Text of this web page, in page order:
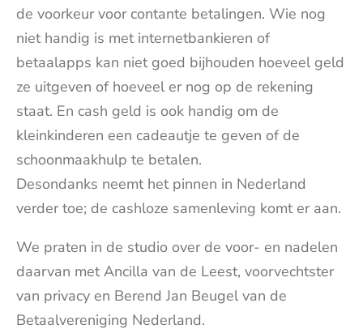
de voorkeur voor contante betalingen. Wie nog
niet handig is met internetbankieren of
betaalapps kan niet goed bijhouden hoeveel geld
ze uitgeven of hoeveel er nog op de rekening
staat. En cash geld is ook handig om de
kleinkinderen een cadeautje te geven of de
schoonmaakhulp te betalen.
Desondanks neemt het pinnen in Nederland
verder toe; de cashloze samenleving komt er aan.
We praten in de studio over de voor- en nadelen
daarvan met Ancilla van de Leest, voorvechtster
van privacy en Berend Jan Beugel van de
Betaalvereniging Nederland.